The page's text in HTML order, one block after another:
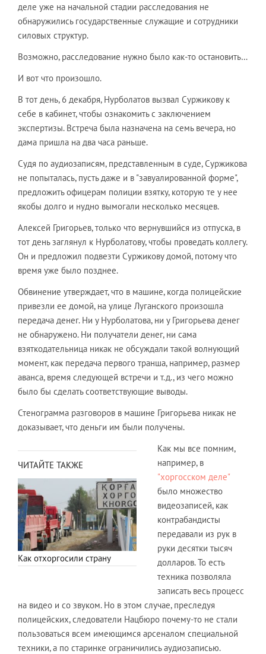
деле уже на начальной стадии расследования не
обнаружились государственные служащие и сотрудники
силовых структур.
Возможно, расследование нужно было как-то остановить…
И вот что произошло.
В тот день, 6 декабря, Нурболатов вызвал Суржикову к
себе в кабинет, чтобы ознакомить с заключением
экспертизы. Встреча была назначена на семь вечера, но
дама пришла на два часа раньше.
Судя по аудиозаписям, представленным в суде, Суржикова
не попыталась, пусть даже и в "завуалированной форме",
предложить офицерам полиции взятку, которую те у нее
якобы долго и нудно вымогали несколько месяцев.
Алексей Григорьев, только что вернувшийся из отпуска, в
тот день заглянул к Нурболатову, чтобы проведать коллегу.
Он и предложил подвезти Суржикову домой, потому что
время уже было позднее.
Обвинение утверждает, что в машине, когда полицейские
привезли ее домой, на улице Луганского произошла
передача денег. Ни у Нурболатова, ни у Григорьева денег
не обнаружено. Ни получатели денег, ни сама
взяткодательница никак не обсуждали такой волнующий
момент, как передача первого транша, например, размер
аванса, время следующей встречи и т.д., из чего можно
было бы сделать соответствующие выводы.
Стенограмма разговоров в машине Григорьева никак не
доказывает, что деньги им были получены.
ЧИТАЙТЕ ТАКЖЕ
Как отхоргосили страну
Как мы все помним,
например, в
"хоргосском деле"
было множество
видеозаписей, как
контрабандисты
передавали из рук в
руки десятки тысяч
долларов. То есть
техника позволяла
записать весь процесс
на видео и со звуком. Но в этом случае, преследуя
полицейских, следователи Нацбюро почему-то не стали
пользоваться всем имеющимся арсеналом специальной
техники, а по старинке ограничились аудиозаписью.